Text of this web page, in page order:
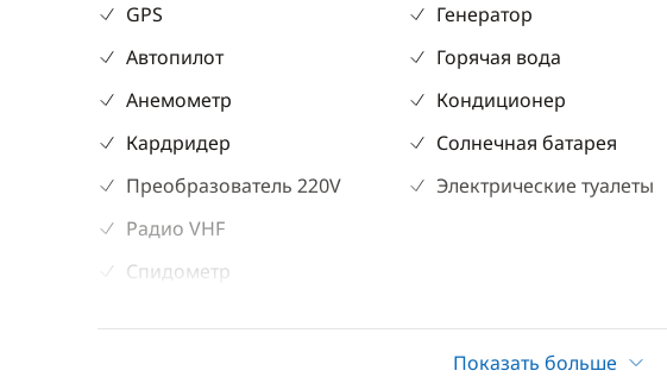
GPS
Автопилот
Анемометр
Кардридер
Преобразователь 220V
Радио VHF
Спидометр
Генератор
Горячая вода
Кондиционер
Солнечная батарея
Электрические туалеты
Показать больше